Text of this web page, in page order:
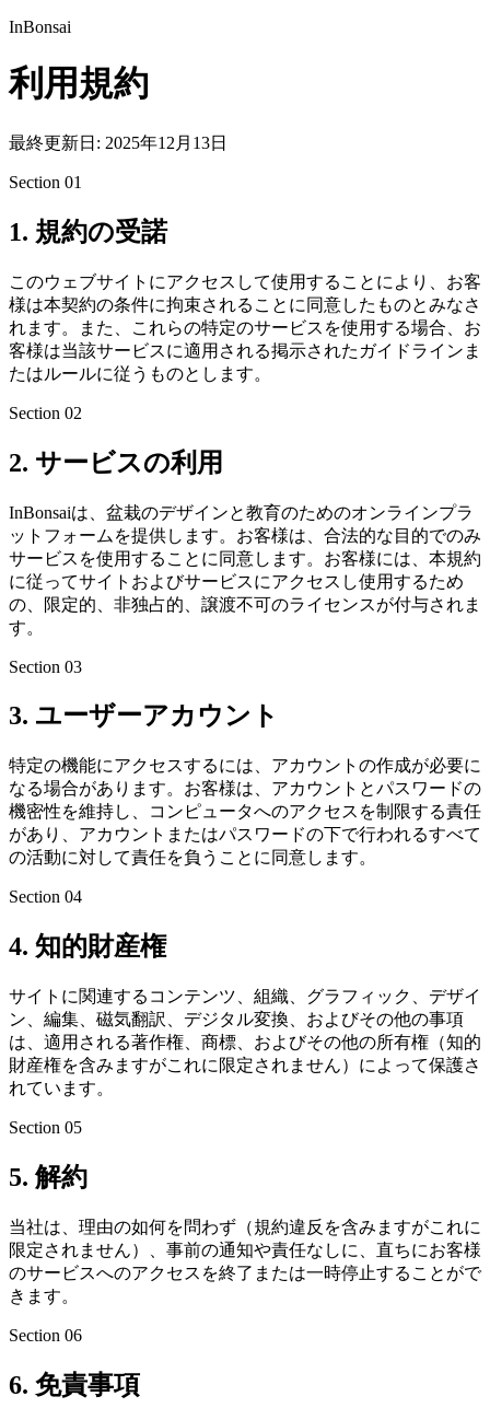
InBonsai
利用規約
最終更新日: 2025年12月13日
Section 01
1. 規約の受諾
このウェブサイトにアクセスして使用することにより、お客
様は本契約の条件に拘束されることに同意したものとみなさ
れます。また、これらの特定のサービスを使用する場合、お
客様は当該サービスに適用される掲示されたガイドラインま
たはルールに従うものとします。
Section 02
2. サービスの利用
InBonsaiは、盆栽のデザインと教育のためのオンラインプラ
ットフォームを提供します。お客様は、合法的な目的でのみ
サービスを使用することに同意します。お客様には、本規約
に従ってサイトおよびサービスにアクセスし使用するため
の、限定的、非独占的、譲渡不可のライセンスが付与されま
す。
Section 03
3. ユーザーアカウント
特定の機能にアクセスするには、アカウントの作成が必要に
なる場合があります。お客様は、アカウントとパスワードの
機密性を維持し、コンピュータへのアクセスを制限する責任
があり、アカウントまたはパスワードの下で行われるすべて
の活動に対して責任を負うことに同意します。
Section 04
4. 知的財産権
サイトに関連するコンテンツ、組織、グラフィック、デザイ
ン、編集、磁気翻訳、デジタル変換、およびその他の事項
は、適用される著作権、商標、およびその他の所有権（知的
財産権を含みますがこれに限定されません）によって保護さ
れています。
Section 05
5. 解約
当社は、理由の如何を問わず（規約違反を含みますがこれに
限定されません）、事前の通知や責任なしに、直ちにお客様
のサービスへのアクセスを終了または一時停止することがで
きます。
Section 06
6. 免責事項